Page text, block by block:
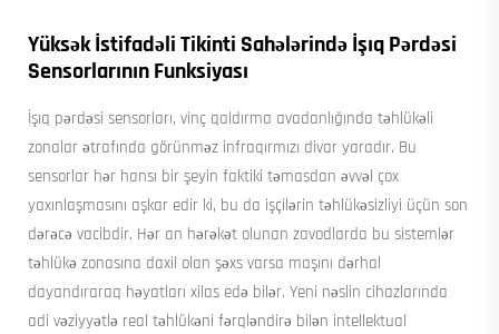
Yüksək İstifadəli Tikinti Sahələrində İşıq Pərdəsi
Sensorlarının Funksiyası
İşıq pərdəsi sensorları, vinç qaldırma avadanlığında təhlükəli
zonalar ətrafında görünməz infraqırmızı divar yaradır. Bu
sensorlar hər hansı bir şeyin faktiki təmasdan əvvəl çox
yaxınlaşmasını aşkar edir ki, bu da işçilərin təhlükəsizliyi üçün son
dərəcə vacibdir. Hər an hərəkət olunan zavodlarda bu sistemlər
təhlükə zonasına daxil olan şəxs varsa maşını dərhal
dayandıraraq həyatları xilas edə bilər. Yeni nəslin cihazlarında
adi vəziyyətlə real təhlükəni fərqləndirə bilən intellektual